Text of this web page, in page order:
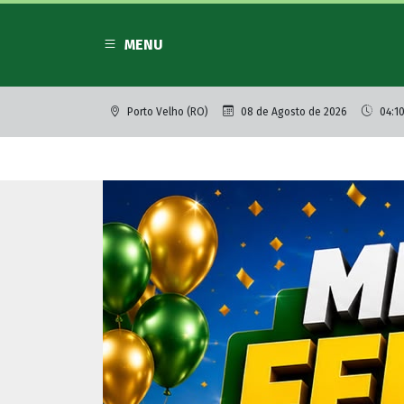
MENU
Porto Velho (RO) 08 de Agosto de 2026